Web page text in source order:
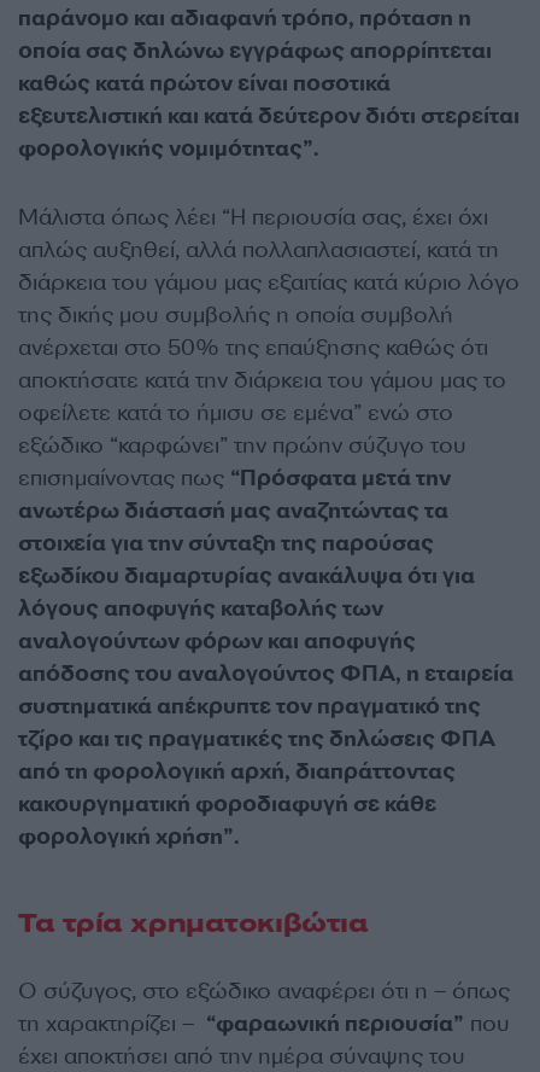
παράνομο και αδιαφανή τρόπο, πρόταση η
οποία σας δηλώνω εγγράφως απορρίπτεται
καθώς κατά πρώτον είναι ποσοτικά
εξευτελιστική και κατά δεύτερον διότι στερείται
φορολογικής νομιμότητας”.
Μάλιστα όπως λέει “Η περιουσία σας, έχει όχι
απλώς αυξηθεί, αλλά πολλαπλασιαστεί, κατά τη
διάρκεια του γάμου μας εξαιτίας κατά κύριο λόγο
της δικής μου συμβολής η οποία συμβολή
ανέρχεται στο 50% της επαύξησης καθώς ότι
αποκτήσατε κατά την διάρκεια του γάμου μας το
οφείλετε κατά το ήμισυ σε εμένα” ενώ στο
εξώδικο “καρφώνει” την πρώην σύζυγο του
επισημαίνοντας πως “Πρόσφατα μετά την
ανωτέρω διάστασή μας αναζητώντας τα
στοιχεία για την σύνταξη της παρούσας
εξωδίκου διαμαρτυρίας ανακάλυψα ότι για
λόγους αποφυγής καταβολής των
αναλογούντων φόρων και αποφυγής
απόδοσης του αναλογούντος ΦΠΑ, η εταιρεία
συστηματικά απέκρυπτε τον πραγματικό της
τζίρο και τις πραγματικές της δηλώσεις ΦΠΑ
από τη φορολογική αρχή, διαπράττοντας
κακουργηματική φοροδιαφυγή σε κάθε
φορολογική χρήση”.
Τα τρία χρηματοκιβώτια
Ο σύζυγος, στο εξώδικο αναφέρει ότι η – όπως
τη χαρακτηρίζει – “φαραωνική περιουσία” που
έχει αποκτήσει από την ημέρα σύναψης του